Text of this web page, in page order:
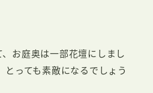
お庭奥は一部花壇にしまし
っても素敵になるでしょう